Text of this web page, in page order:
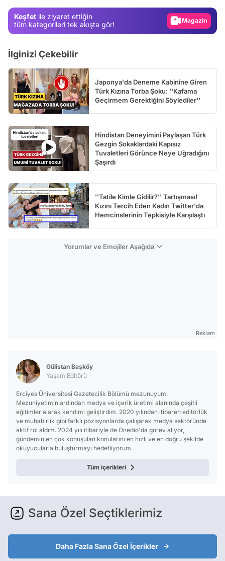
Keşfet ile ziyaret ettiğin
tüm kategorileri tek akışta gör!
Magazin
Video
İlginizi Çekebilir
Japonya'da Deneme Kabinine Giren
Türk Kızına Torba Şoku: ''Kafama
Geçirmem Gerektiğini Söylediler''
Hindistan Deneyimini Paylaşan Türk
Gezgin Sokaklardaki Kapısız
Tuvaletleri Görünce Neye Uğradığını
Şaşırdı
''Tatile Kimle Gidilir?'' Tartışması!
Kızını Tercih Eden Kadın Twitter'da
Hemcinslerinin Tepkisiyle Karşılaştı
Yorumlar ve Emojiler Aşağıda
Reklam
Gülistan Başköy
Yaşam Editörü
Erciyes Üniversitesi Gazetecilik Bölümü mezunuyum.
Mezuniyetimin ardından medya ve içerik üretimi alanında çeşitli
eğitimler alarak kendimi geliştirdim. 2020 yılından itibaren editörlük
ve muhabirlik gibi farklı pozisyonlarda çalışarak medya sektöründe
aktif rol aldım. 2024 yılı itibariyle de Onedio'da görev alıyor,
gündemin en çok konuşulan konularını en hızlı ve en doğru şekilde
okuyucularla buluşturmayı hedefliyorum.
Tüm içerikleri
Sana Özel Seçtiklerimiz
Daha Fazla Sana Özel İçerikler